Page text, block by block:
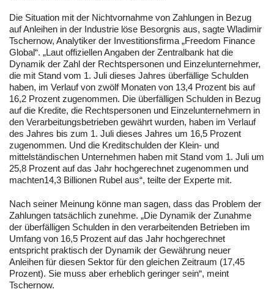
Die Situation mit der Nichtvornahme von Zahlungen in Bezug
auf Anleihen in der Industrie löse Besorgnis aus, sagte Wladimir
Tschernow, Analytiker der Investitionsfirma „Freedom Finance
Global“. „Laut offiziellen Angaben der Zentralbank hat die
Dynamik der Zahl der Rechtspersonen und Einzelunternehmer,
die mit Stand vom 1. Juli dieses Jahres überfällige Schulden
haben, im Verlauf von zwölf Monaten von 13,4 Prozent bis auf
16,2 Prozent zugenommen. Die überfälligen Schulden in Bezug
auf die Kredite, die Rechtspersonen und Einzelunternehmern in
den Verarbeitungsbetrieben gewährt wurden, haben im Verlauf
des Jahres bis zum 1. Juli dieses Jahres um 16,5 Prozent
zugenommen. Und die Kreditschulden der Klein- und
mittelständischen Unternehmen haben mit Stand vom 1. Juli um
25,8 Prozent auf das Jahr hochgerechnet zugenommen und
machten14,3 Billionen Rubel aus“, teilte der Experte mit.
Nach seiner Meinung könne man sagen, dass das Problem der
Zahlungen tatsächlich zunehme. „Die Dynamik der Zunahme
der überfälligen Schulden in den verarbeitenden Betrieben im
Umfang von 16,5 Prozent auf das Jahr hochgerechnet
entspricht praktisch der Dynamik der Gewährung neuer
Anleihen für diesen Sektor für den gleichen Zeitraum (17,45
Prozent). Sie muss aber erheblich geringer sein“, meint
Tschernow.